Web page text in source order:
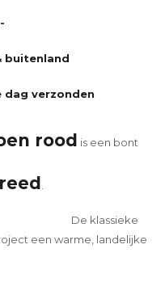
buitenland
dag verzonden
rood is een bont
.
een warme, landelijke